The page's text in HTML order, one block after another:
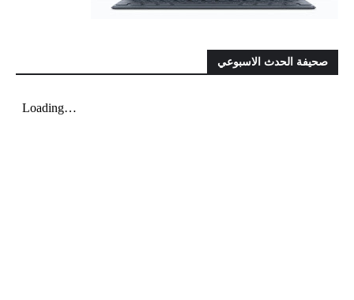
صحيفة الحدث الاسبوعي